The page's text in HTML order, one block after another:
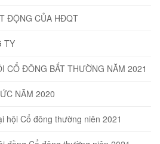
ĐỘNG CỦA HĐQT
TY
CỔ ĐÔNG BẤT THƯỜNG NĂM 2021
NĂM 2020
hội Cổ đông thường niên 2021